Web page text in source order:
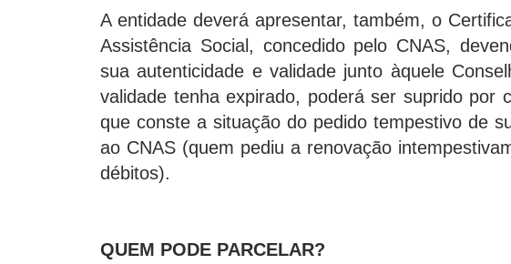
A entidade deverá apresentar, também, o
Assistência Social, concedido pelo CNAS,
sua autenticidade e validade junto àquele
validade tenha expirado, poderá ser suprido por
que conste a situação do pedido tempestivo de
ao CNAS (quem pediu a renovação
débitos).
QUEM PODE PARCELAR?